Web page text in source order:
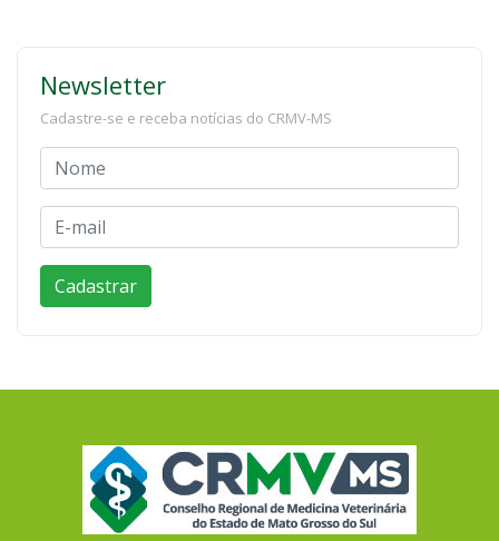
Newsletter
Cadastre-se e receba notícias do CRMV-MS